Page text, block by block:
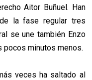
Aitor Buñuel. Han
la fase regular tres
se une también Enzo
pocos minutos menos.
veces ha saltado al